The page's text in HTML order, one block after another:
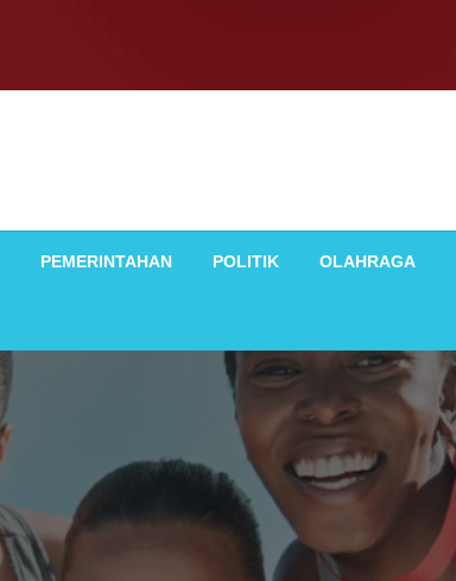
PEMERINTAHAN POLITIK OLAHRAGA